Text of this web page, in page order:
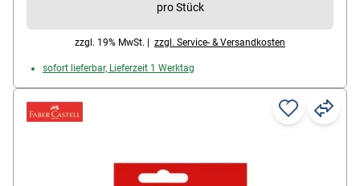
pro Stück
zzgl. 19% MwSt. | zzgl. Service- & Versandkosten
sofort lieferbar, Lieferzeit 1 Werktag